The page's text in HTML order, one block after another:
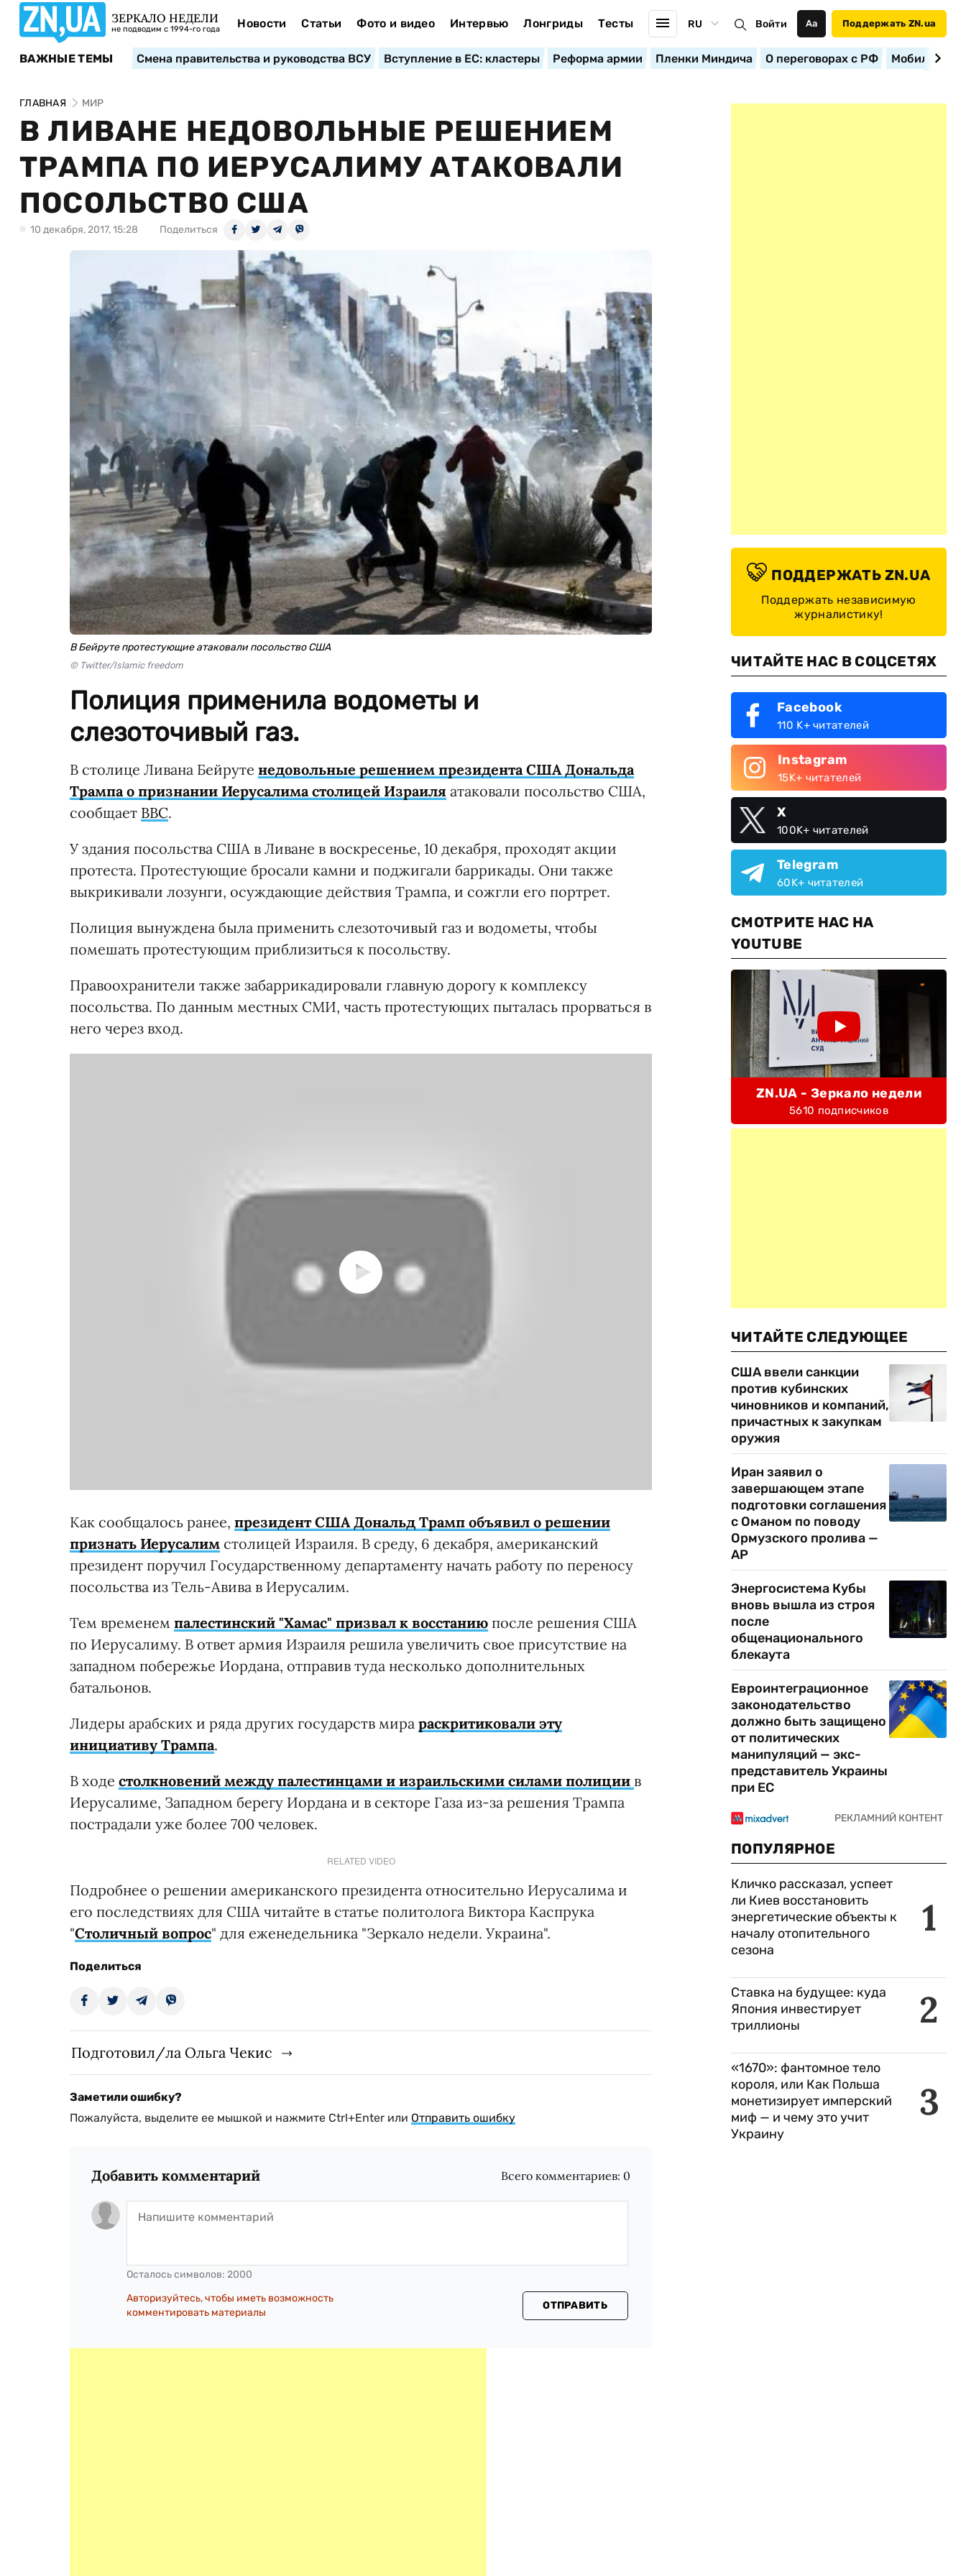
ЗЕРКАЛО НЕДЕЛИ
не подводим с 1994-го года Новости Статьи Фото и видео Интервью Лонгриды Тесты RU Войти Аа Поддержать ZN.ua
ВАЖНЫЕ ТЕМЫ Смена правительства и руководства ВСУ Вступление в ЕС: кластеры Реформа армии Пленки Миндича О переговорах с РФ
ГЛАВНАЯ МИР
В ЛИВАНЕ НЕДОВОЛЬНЫЕ РЕШЕНИЕМ
ТРАМПА ПО ИЕРУСАЛИМУ АТАКОВАЛИ
ПОСОЛЬСТВО США
10 декабря, 2017, 15:28 Поделиться
В Бейруте протестующие атаковали посольство США
© Twitter/Islamic freedom
Полиция применила водометы и
слезоточивый газ.
В столице Ливана Бейруте недовольные решением президента США Дональда
Трампа о признании Иерусалима столицей Израиля атаковали посольство США,
сообщает BBC.
У здания посольства США в Ливане в воскресенье, 10 декабря, проходят акции
протеста. Протестующие бросали камни и поджигали баррикады. Они также
выкрикивали лозунги, осуждающие действия Трампа, и сожгли его портрет.
Полиция вынуждена была применить слезоточивый газ и водометы, чтобы
помешать протестующим приблизиться к посольству.
Правоохранители также забаррикадировали главную дорогу к комплексу
посольства. По данным местных СМИ, часть протестующих пыталась прорваться в
него через вход.
Как сообщалось ранее, президент США Дональд Трамп объявил о решении
признать Иерусалим столицей Израиля. В среду, 6 декабря, американский
президент поручил Государственному департаменту начать работу по переносу
посольства из Тель-Авива в Иерусалим.
Тем временем палестинский "Хамас" призвал к восстанию после решения США
по Иерусалиму. В ответ армия Израиля решила увеличить свое присутствие на
западном побережье Иордана, отправив туда несколько дополнительных
батальонов.
Лидеры арабских и ряда других государств мира раскритиковали эту
инициативу Трампа.
В ходе столкновений между палестинцами и израильскими силами полиции в
Иерусалиме, Западном берегу Иордана и в секторе Газа из-за решения Трампа
пострадали уже более 700 человек.
RELATED VIDEO
Подробнее о решении американского президента относительно Иерусалима и
его последствиях для США читайте в статье политолога Виктора Каспрука
"Столичный вопрос" для еженедельника "Зеркало недели. Украина".
Поделиться
Подготовил/ла Ольга Чекис
Заметили ошибку?
Пожалуйста, выделите ее мышкой и нажмите Ctrl+Enter или Отправить ошибку
Добавить комментарий Всего комментариев: 0
Осталось символов: 2000
Авторизуйтесь, чтобы иметь возможность
комментировать материалы
ОТПРАВИТЬ
ПОДДЕРЖАТЬ ZN.UA
Поддержать независимую
журналистику!
ЧИТАЙТЕ НАС В СОЦСЕТЯХ
Facebook
110 K+ читателей
Instagram
15K+ читателей
X
100K+ читателей
Telegram
60K+ читателей
СМОТРИТЕ НАС НА
YOUTUBE
ZN.UA - Зеркало недели
5610 подписчиков
ЧИТАЙТЕ СЛЕДУЮЩЕЕ
США ввели санкции
против кубинских
чиновников и компаний,
причастных к закупкам
оружия
Иран заявил о
завершающем этапе
подготовки соглашения
с Оманом по поводу
Ормузского пролива —
AP
Энергосистема Кубы
вновь вышла из строя
после
общенационального
блекаута
Евроинтеграционное
законодательство
должно быть защищено
от политических
манипуляций — экс-
представитель Украины
при ЕС
ПОПУЛЯРНОЕ
1
Кличко рассказал, успеет
ли Киев восстановить
энергетические объекты к
началу отопительного
сезона
2
Ставка на будущее: куда
Япония инвестирует
триллионы
3
«1670»: фантомное тело
короля, или Как Польша
монетизирует имперский
миф — и чему это учит
Украину